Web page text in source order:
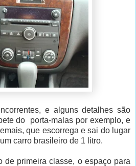
e alguns detalhes são
do porta-malas por exemplo, e
que escorrega e sai do lugar
carro brasileiro de 1 litro.
de primeira classe, o espaço para